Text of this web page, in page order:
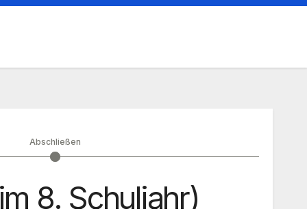
Abschließen
8. Schuljahr)